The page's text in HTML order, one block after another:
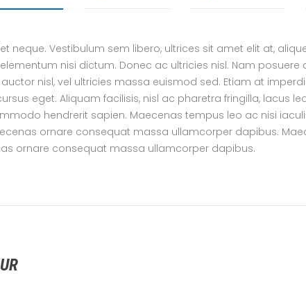
neque. Vestibulum sem libero, ultrices sit amet elit at,
nisi dictum. Donec ac ultricies nisl. Nam
nisl, vel ultricies massa euismod sed. Etiam at
eget. Aliquam facilisis, nisl ac pharetra fringilla, lacus
hendrerit sapien. Maecenas tempus leo ac nisi
ornare consequat massa ullamcorper dapibus.
ornare consequat massa ullamcorper dapibus.